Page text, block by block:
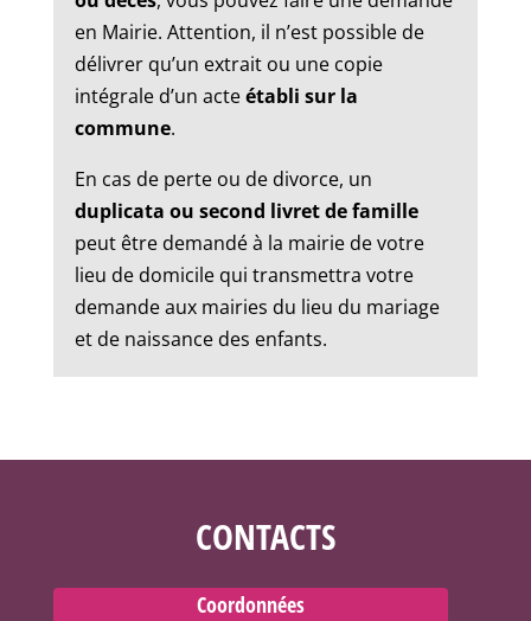
en Mairie. Attention, il n’est possible de
délivrer qu’un extrait ou une copie
intégrale d’un acteétabli sur la
commune.
En cas de perte ou de divorce, un
duplicata ou second livret de famille
peut être demandé à la mairie de votre
lieu de domicile qui transmettra votre
demande aux mairies du lieu du mariage
et de naissance des enfants.
CONTACTS
Coordonnées